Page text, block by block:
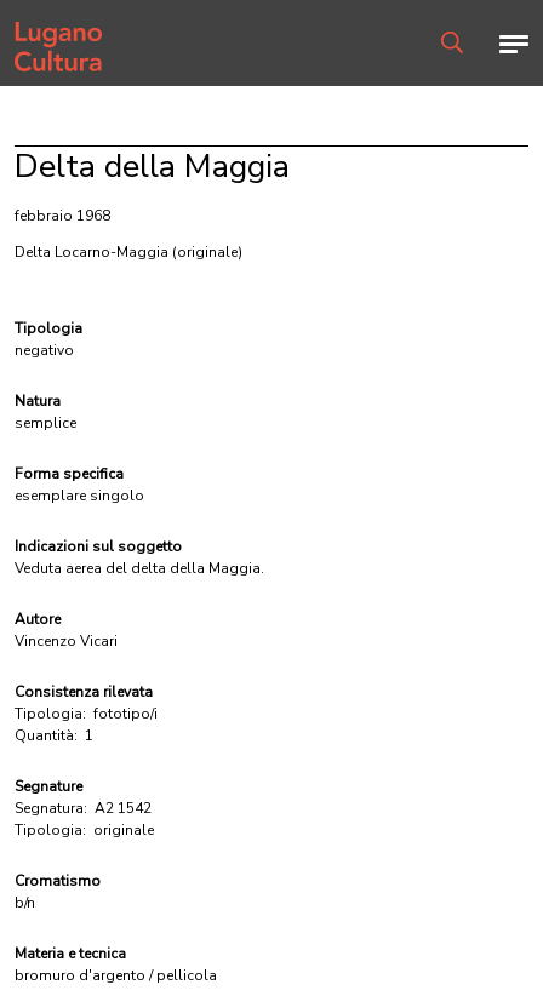
Home page
Delta della Maggia
febbraio 1968
Delta Locarno-Maggia (originale)
Tipologia
negativo
Natura
semplice
Forma specifica
esemplare singolo
Indicazioni sul soggetto
Veduta aerea del delta della Maggia.
Autore
Vincenzo Vicari
Consistenza rilevata
Tipologia: fototipo/i
Quantità: 1
Segnature
Segnatura: A2 1542
Tipologia: originale
Cromatismo
b/n
Materia e tecnica
bromuro d'argento / pellicola